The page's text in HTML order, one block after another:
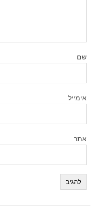
שם
אימייל
אתר